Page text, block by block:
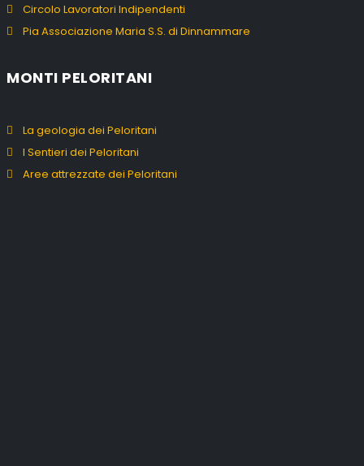
Circolo Lavoratori Indipendenti
Pia Associazione Maria S.S. di Dinnammare
MONTI PELORITANI
La geologia dei Peloritani
I Sentieri dei Peloritani
Aree attrezzate dei Peloritani